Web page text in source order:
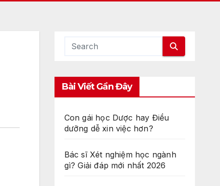
Bài Viết Gần Đây
Con gái học Dược hay Điều
dưỡng dễ xin việc hơn?
Bác sĩ Xét nghiệm học ngành
gì? Giải đáp mới nhất 2026